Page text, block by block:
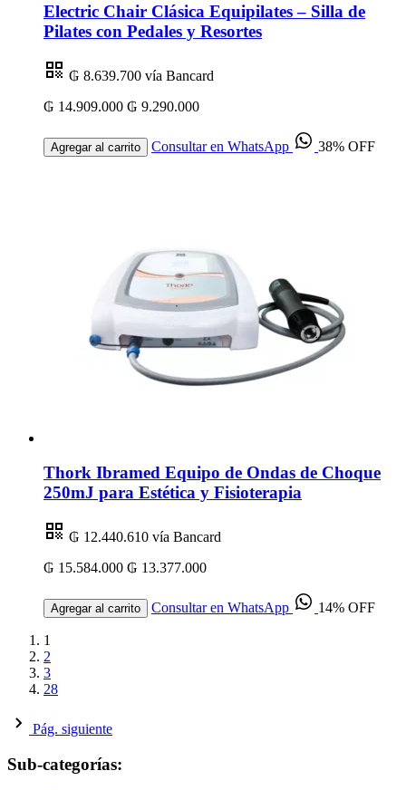
Electric Chair Clásica Equipilates – Silla de
Pilates con Pedales y Resortes
₲ 8.639.700 vía Bancard
₲ 14.909.000 ₲ 9.290.000
Agregar al carrito Consultar en WhatsApp 38% OFF
Thork Ibramed Equipo de Ondas de Choque
250mJ para Estética y Fisioterapia
₲ 12.440.610 vía Bancard
₲ 15.584.000 ₲ 13.377.000
Agregar al carrito Consultar en WhatsApp 14% OFF
1
2
3
28
Pág. siguiente
Sub-categorías: